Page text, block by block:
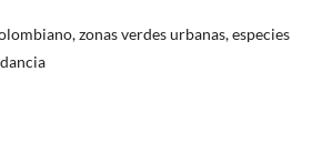
zonas verdes urbanas, especies